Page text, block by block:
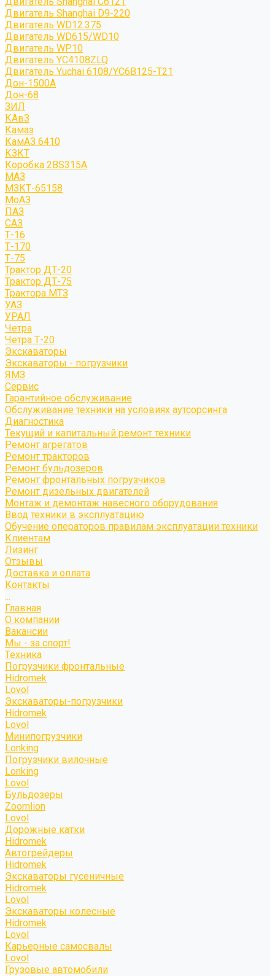
Двигатель Shanghai D9-220
Двигатель WD12.375
Двигатель WD615/WD10
Двигатель WP10
Двигатель YC4108ZLQ
Двигатель Yuchai 6108/YC6B125-T21
Дон-1500А
Дон-68
ЗИЛ
КАвЗ
Камаз
КамАЗ 6410
КЗКТ
Коробка 2BS315A
МАЗ
МЗКТ-65158
МоАЗ
ПАЗ
САЗ
Т-16
Т-170
Т-75
Трактор ДТ-20
Трактор ДТ-75
Трактора МТЗ
УАЗ
УРАЛ
Четра
Четра Т-20
Экскаваторы
Экскаваторы - погрузчики
ЯМЗ
Сервис
Гарантийное обслуживание
Обслуживание техники на условиях аутсорсинга
Диагностика
Текущий и капитальный ремонт техники
Ремонт агрегатов
Ремонт тракторов
Ремонт бульдозеров
Ремонт фронтальных погрузчиков
Ремонт дизельных двигателей
Монтаж и демонтаж навесного оборудования
Ввод техники в эксплуатацию
Обучение операторов правилам эксплуатации техники
Клиентам
Лизинг
Отзывы
Доставка и оплата
Контакты
...
Главная
О компании
Вакансии
Мы - за спорт!
Техника
Погрузчики фронтальные
Hidromek
Lovol
Экскаваторы-погрузчики
Hidromek
Lovol
Минипогрузчики
Lonking
Погрузчики вилочные
Lonking
Lovol
Бульдозеры
Zoomlion
Lovol
Дорожные катки
Hidromek
Автогрейдеры
Hidromek
Экскаваторы гусеничные
Hidromek
Lovol
Экскаваторы колесные
Hidromek
Lovol
Карьерные самосвалы
Lovol
Грузовые автомобили